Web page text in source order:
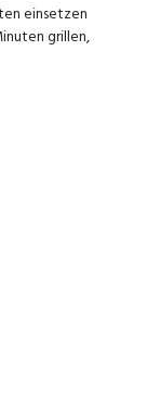
einsetzen
grillen,